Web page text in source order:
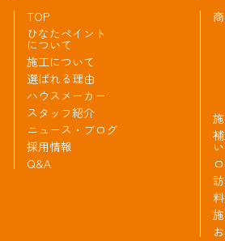
TOP
ひなたペイント
について
施工について
選ばれる理由
ハウスメーカー
スタッフ紹介
ニュース・ブログ
採用情報
Q&A